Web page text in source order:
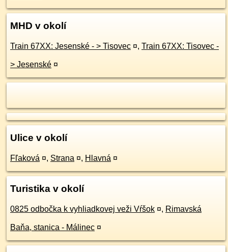
MHD v okolí
Train 67XX: Jesenské - > Tisovec ¤, Train 67XX: Tisovec -
> Jesenské ¤
Ulice v okolí
Fľaková ¤, Strana ¤, Hlavná ¤
Turistika v okolí
0825 odbočka k vyhliadkovej veži Vŕšok ¤, Rimavská
Baňa, stanica - Málinec ¤